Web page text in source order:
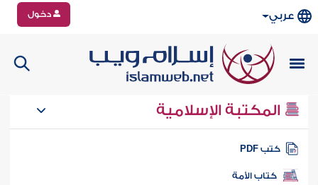
عربي دخول
المكتبة الإسلامية
كتب PDF